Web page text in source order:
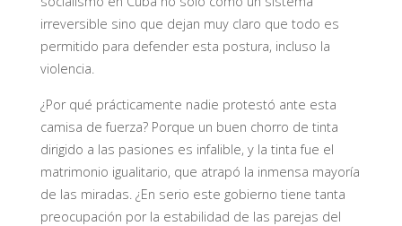
irreversible sino que dejan muy claro que todo es
permitido para defender esta postura, incluso la
violencia.
¿Por qué prácticamente nadie protestó ante esta
camisa de fuerza? Porque un buen chorro de tinta
dirigido a las pasiones es infalible, y la tinta fue el
matrimonio igualitario, que atrapó la inmensa mayoría
de las miradas. ¿En serio este gobierno tiene tanta
preocupación por la estabilidad de las parejas del